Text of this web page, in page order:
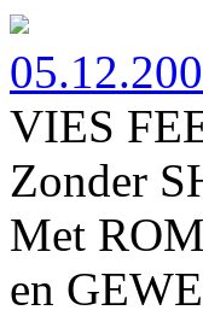
VIES
Zonder
Met
en